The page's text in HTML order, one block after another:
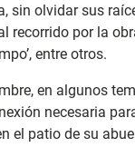
sin olvidar sus
recorrido por la
entre otros.
en algunos
necesaria
el patio de su